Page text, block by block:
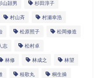
山頴男 杉田淳子
村山斉 村瀬幸浩
松原照子 松岡修造
志 松村卓
林修 林成之 林望
桂歌丸 桐生操